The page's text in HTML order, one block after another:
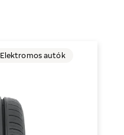
Elektromos autók